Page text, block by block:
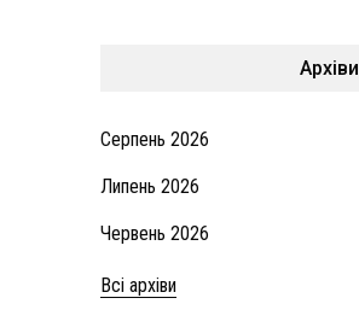
Архіви
Серпень 2026
Липень 2026
Червень 2026
Всі архіви